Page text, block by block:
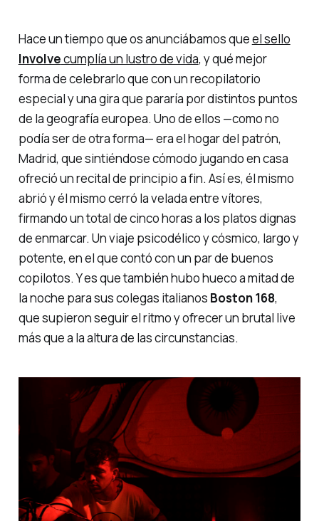
Hace un tiempo que os anunciábamos queel sello
Involvecumplía un lustro de vida, y qué mejor
forma de celebrarlo que con un recopilatorio
especial y una gira que pararía por distintos puntos
de la geografía europea. Uno de ellos —como no
podía ser de otra forma— era el hogar del patrón,
Madrid, que sintiéndose cómodo jugando en casa
ofreció un recital de principio a fin. Así es, él mismo
abrió y él mismo cerró la velada entre vítores,
firmando un total de cinco horas a los platos dignas
de enmarcar. Un viaje psicodélico y cósmico, largo y
potente, en el que contó con un par de buenos
copilotos. Y es que también hubo hueco a mitad de
la noche para sus colegas italianos Boston 168,
que supieron seguir el ritmo y ofrecer un brutal live
más que a la altura de las circunstancias.